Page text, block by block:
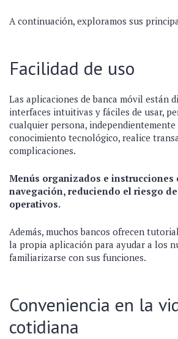
A continuación, exploramos sus
Facilidad de uso
Las aplicaciones de banca móvil están
interfaces intuitivas y fáciles de usar,
cualquier persona, independientemente
conocimiento tecnológico, realice
complicaciones.
Menús organizados e
navegación, reduciendo el riesgo
operativos.
Además, muchos bancos ofrecen
la propia aplicación para ayudar a los
familiarizarse con sus funciones.
Conveniencia en la
cotidiana